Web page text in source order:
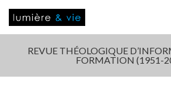
REVUE THÉOLOGIQUE
FORMATION (1951-